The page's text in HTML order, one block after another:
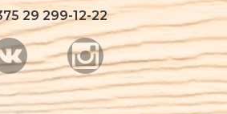
29 299-12-22